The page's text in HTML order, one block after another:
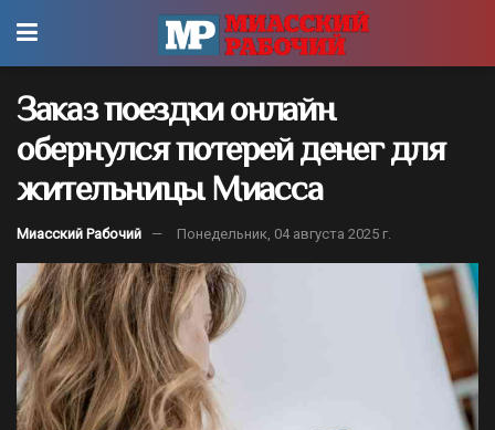
Заказ поездки онлайн
обернулся потерей денег для
жительницы Миасса
Миасский Рабочий Понедельник, 04 августа 2025 г.